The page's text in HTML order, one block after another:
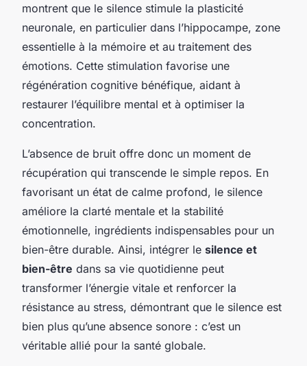
montrent que le silence stimule la plasticité
neuronale, en particulier dans l’hippocampe, zone
essentielle à la mémoire et au traitement des
émotions. Cette stimulation favorise une
régénération cognitive bénéfique, aidant à
restaurer l’équilibre mental et à optimiser la
concentration.
L’absence de bruit offre donc un moment de
récupération qui transcende le simple repos. En
favorisant un état de calme profond, le silence
améliore la clarté mentale et la stabilité
émotionnelle, ingrédients indispensables pour un
bien-être durable. Ainsi, intégrer le silence et
bien-être dans sa vie quotidienne peut
transformer l’énergie vitale et renforcer la
résistance au stress, démontrant que le silence est
bien plus qu’une absence sonore : c’est un
véritable allié pour la santé globale.